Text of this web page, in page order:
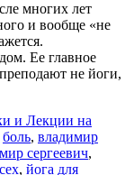
многих лет
и вообще «не
Ее главное
не йоги,
и Лекции на
боль, владимир
сергеевич,
, йога для